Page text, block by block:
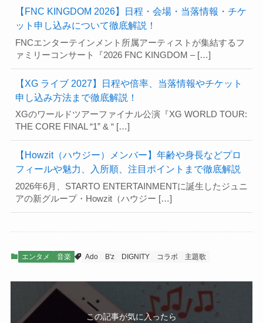
【FNC KINGDOM 2026】日程・会場・当落情報・チケ
ット申し込みについて徹底解説！
FNCエンターテインメント所属アーティストが集結するフ
ァミリーコンサート『2026 FNC KINGDOM – […]
【XG ライブ 2027】日程や倍率、当落情報やチケット
申し込み方法まで徹底解説！
XGのワールドツアーファイナル公演『XG WORLD TOUR:
THE CORE FINAL “1” & “ […]
【Howzit（ハウジー）メンバー】年齢や身長などプロ
フィールや魅力、入所順、注目ポイントまで徹底解説
2026年6月、STARTO ENTERTAINMENTに誕生したジュニ
アの新グループ・Howzit（ハウジー […]
エンタメ 音楽 Ado B'z DIGNITY コラボ 主題歌
この記事が気に入ったら